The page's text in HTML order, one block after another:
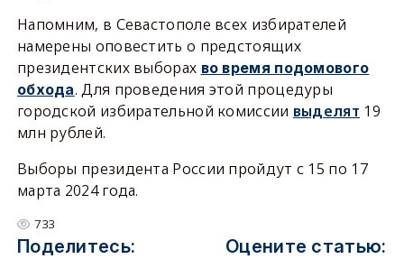
Напомним, в Севастополе всех избирателей
намерены оповестить о предстоящих
президентских выборах во время подомового
обхода. Для проведения этой процедуры
городской избирательной комиссии выделят 19
млн рублей.
Выборы президента России пройдут с 15 по 17
марта 2024 года.
733
Поделитесь: Оцените статью: